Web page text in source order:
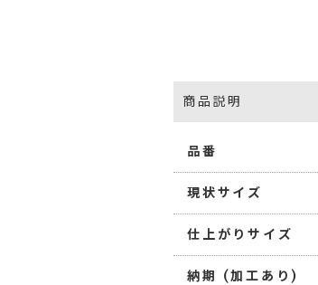
商品説明
品番
現状サイズ
仕上がりサイズ
納期 (加工あり)